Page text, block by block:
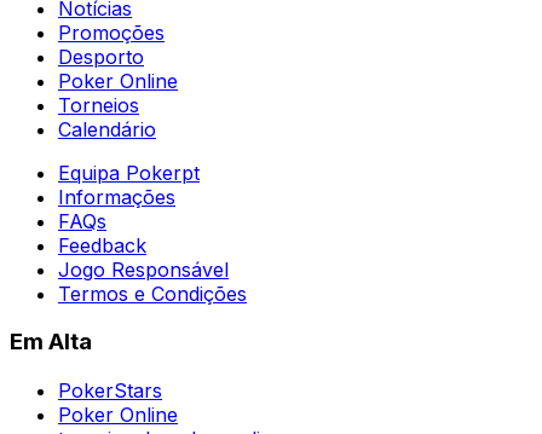
Notícias
Promoções
Desporto
Poker Online
Torneios
Calendário
Equipa Pokerpt
Informações
FAQs
Feedback
Jogo Responsável
Termos e Condições
Em Alta
PokerStars
Poker Online